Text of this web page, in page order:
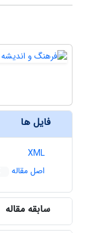
فایل ها
XML
اصل مقاله
سابقه مقاله